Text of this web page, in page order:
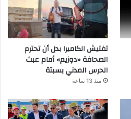
تفتيش الكاميرا بدل أن تحترم
الصحافة «دوزيم» أمام عبث
الحرس المدني بسبتة
منذ 13 ساعة